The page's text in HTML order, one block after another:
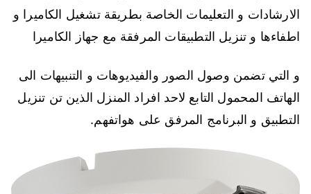
الارشادات و التعليمات الخاصة بطريقة تشغيل الكاميرا و
اطفاءها و تنزيل التطبيقات المرفقة مع جهاز الكاميرا
و التي تضمن وصول الصور والفيديوهات و التنبيهات الى
الهاتف المحمول التابع لاحد افراد المنزل الذين تن تنزيل
التطبيق و البرنامج المرفق على هواتفهم.